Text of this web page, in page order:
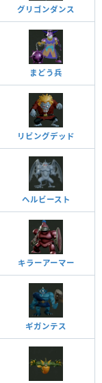
グリゴンダンス
まどう兵
リビングデッド
ヘルビースト
キラーアーマー
ギガンテス